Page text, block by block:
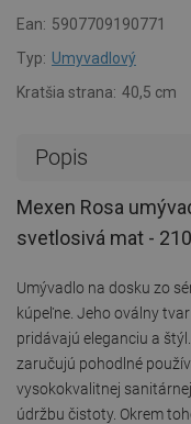
Ean: 5907709190771
Typ: Umyvadlový
Kratšia strana: 40,5 cm
Popis
Mexen Rosa
svetlosivá mat -
Umývadlo na dosku zo
kúpeľne. Jeho oválny
pridávajú eleganciu a
zaručujú pohodlné
vysokokvalitnej
údržbu čistoty. Okrem